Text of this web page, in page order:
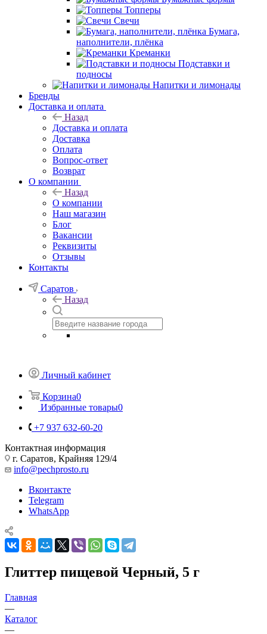
Топперы
Свечи
Бумага,
наполнители, плёнка
Креманки
Подставки и
подносы
Напитки и лимонады
Бренды
Доставка и оплата
Назад
Доставка и оплата
Доставка
Оплата
Вопрос-ответ
Возврат
О компании
Назад
О компании
Наш магазин
Блог
Вакансии
Реквизиты
Отзывы
Контакты
Саратов
Назад
Личный кабинет
Корзина0
Избранные товары0
+7 937 632-60-20
Контактная информация
г. Саратов, Крайняя 129/4
info@pechprosto.ru
Вконтакте
Telegram
WhatsApp
Глиттер пищевой Черный, 5 г
Главная
—
Каталог
—